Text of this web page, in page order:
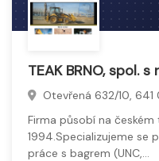
TEAK BRNO, spol. s
Otevřená 632/10,
Firma působí na českém
1994.Specializujeme se
práce s bagrem (UNC,…